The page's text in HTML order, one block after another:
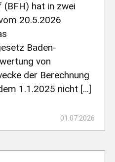
(BFH) hat in zwei
20.5.2026
Baden-
von
der Berechnung
1.1.2025 nicht […]
01.07.2026